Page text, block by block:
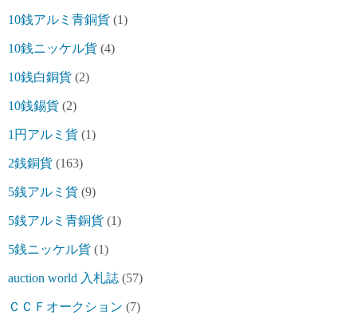
10銭アルミ青銅貨 (1)
10銭ニッケル貨 (4)
10銭白銅貨 (2)
10銭錫貨 (2)
1円アルミ貨 (1)
2銭銅貨 (163)
5銭アルミ貨 (9)
5銭アルミ青銅貨 (1)
5銭ニッケル貨 (1)
auction world 入札誌 (57)
ＣＣＦオークション (7)